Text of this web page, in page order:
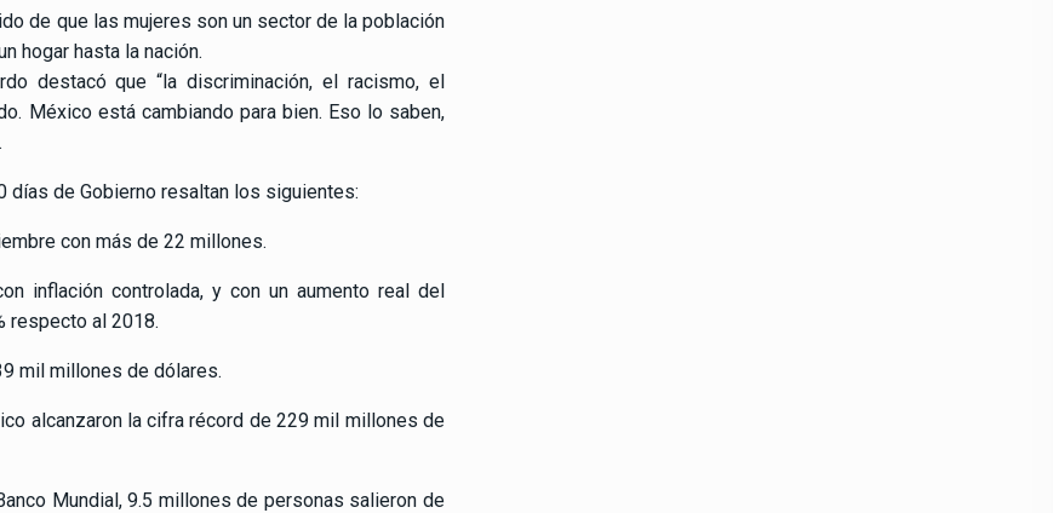
de que las mujeres son un sector de la población
hogar hasta la nación.
destacó que “la discriminación, el racismo, el
México está cambiando para bien. Eso lo saben,
de Gobierno resaltan los siguientes:
con más de 22 millones.
inflación controlada, y con un aumento real del
respecto al 2018.
mil millones de dólares.
alcanzaron la cifra récord de 229 mil millones de
Mundial, 9.5 millones de personas salieron de